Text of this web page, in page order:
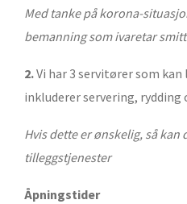
Med tanke på korona-
bemanning som ivaretar
2.Vi har 3 servitører som
inkluderer servering,
Hvis dette er ønskelig, så kan
tilleggstjenester
Åpningstider